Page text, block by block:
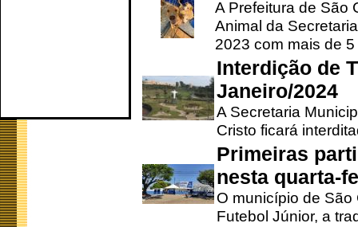
A Prefeitura de São
Animal da
2023 com mais de 5
Interdição de
Janeiro/2024
A Secretaria
Cristo ficará
Primeiras
nesta quarta-
O município de
Futebol Júnior, a